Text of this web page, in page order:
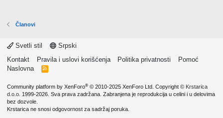
Članovi
Svetli stil
Srpski
Kontakt
Pravila i uslovi korišćenja Politika privatnosti
Pomoć
Naslovna
R
Community platform by XenForo® © 2010-2025 XenForo Ltd. Copyright © Krstarica
d.o.o. 1999-2026. Sva prava zadržana. Zabranjena je reprodukcija u celini i u delovima
bez dozvole.
Krstarica ne snosi odgovornost za sadržaj poruka.